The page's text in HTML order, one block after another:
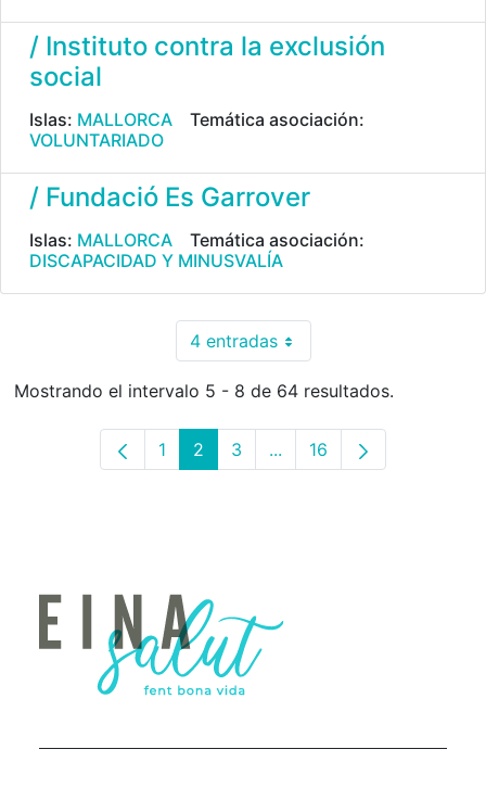
/ Instituto contra la exclusión
social
Islas: MALLORCA
Temática asociación:
VOLUNTARIADO
/ Fundació Es Garrover
Islas: MALLORCA
Temática asociación:
DISCAPACIDAD Y MINUSVALÍA
4 entradasPor página
Mostrando el intervalo 5 - 8 de 64 resultados.
Página
1 Página
2 Página
3 ...Páginas intermedias Use
Página
16